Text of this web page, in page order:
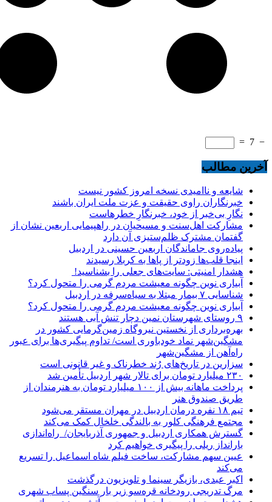
−
7
=
آخرین مطالب
شایعه و ناامیدی نسخه امروز کشور نیست
خبرنگاران راوی حقیقت و عزت ملت ایران باشند
نگارِ بی‌خبر از خود، خبرنگارِ خطرهاست
مشارکت اهل‌سنت و مسیحیان در راهپیمایی اربعین نشان از
گفتمان مشترک ظلم‌ستیزی آن دارد
پیاده‌روی جاماندگان اربعین حسینی در اردبیل
اینجا قلب‌ها زودتر از پاها به کربلا رسیدند
هشدار امنیتی: سایت‌های جعلی را بشناسید!
آبیاری نوین چگونه معیشت مردم گرمی را متحول کرد؟
شناسایی ۷ بیمار مبتلا به سیاه‌سرفه در اردبیل
آبیاری نوین چگونه معیشت مردم گرمی را متحول کرد؟
۹ روستای شهرستان نمین دچار تنش آبی هستند
بهره‌برداری از نخستین نیروگاه زمین‌گرمایی کشور در
مشگین‌شهر نماد خودباوری است/ تداوم پیگیری‌ها برای عبور
راه‌آهن از مشگین‌شهر
سزارین در تاریخ‌های رُند خطرناک و غیر قانونی است
۲۳۰ میلیارد تومان برای تالار شهر اردبیل تأمین شد
پرداخت ماهانه بیش از ۱۰۰ میلیارد تومان به هنرمندان از
طریق صندوق هنر
تیم ۱۸ نفره درمان اردبیل در مهران مستقر می‌شود
مجتمع فرهنگی کلور به بالندگی خلخال کمک می‌کند
گسترش همکاری اردبیل و جمهوری آذربایجان/ راه‌اندازی
بارانداز ریلی را پیگیری خواهیم کرد
عیین سهم مشارکت، ساخت فیلم شاه‌ اسماعیل را تسریع
می‌کند
اکبر عبدی، بازیگر سینما و تلویزیون درگذشت
مرگ تدریجی رودخانه قره‌سو زیر بار سنگین پساب شهری